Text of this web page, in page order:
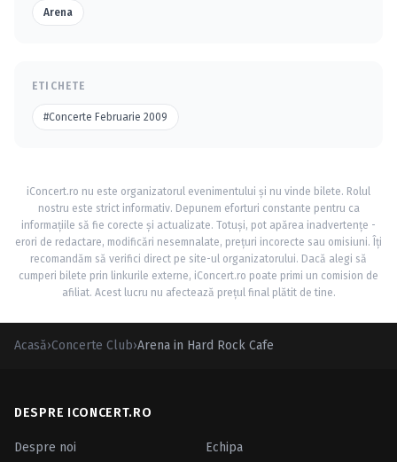
Arena
ETICHETE
#Concerte Februarie 2009
iConcert.ro nu este organizatorul evenimentului și nu vinde bilete. Rolul
nostru este strict informativ. Depunem eforturi constante pentru ca
informațiile să fie corecte și actualizate. Totuși, pot apărea inadvertențe -
erori de redactare, modificări nesemnalate, prețuri incorecte sau omisiuni. Îți
recomandăm să verifici direct pe site-ul organizatorului. Dacă alegi să
cumperi bilete prin linkurile externe, iConcert.ro poate primi un comision de
afiliat. Acest lucru nu afectează prețul final plătit de tine.
Acasă›Concerte Club›Arena in Hard Rock Cafe
DESPRE ICONCERT.RO
Despre noi
Echipa